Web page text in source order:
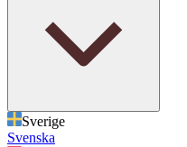
Sverige
Svenska